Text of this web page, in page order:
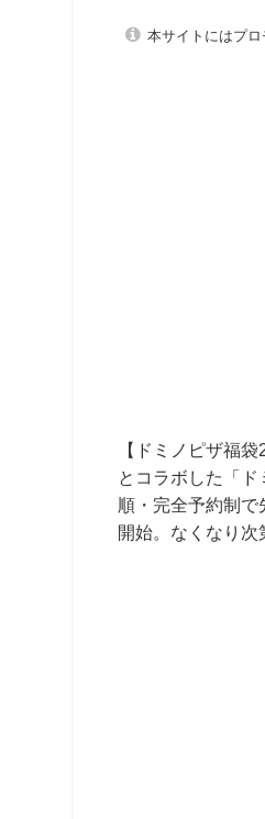
本サイトにはプ
【ドミノピザ福
とコラボした「
順・完全予約制
開始。なくなり次